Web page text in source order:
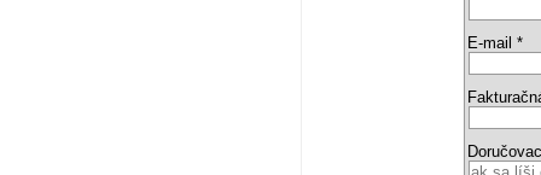
E-mail *